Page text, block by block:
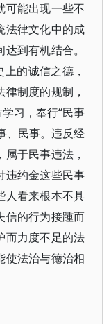
可能出现一些不
法律文化中的成
到有机结合。
的诚信之德，
制度的规制，
习，奉行“民事
、民事。违反经
于民事违法，
违约金这些民事
人看来根本不具
信的行为接踵而
而力度不足的法
使法治与德治相